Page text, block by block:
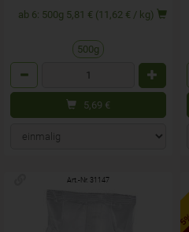
ab 6: 500g 5,81 € (11,62 € / kg)
500g
5,69 €
Art.-Nr. 31147